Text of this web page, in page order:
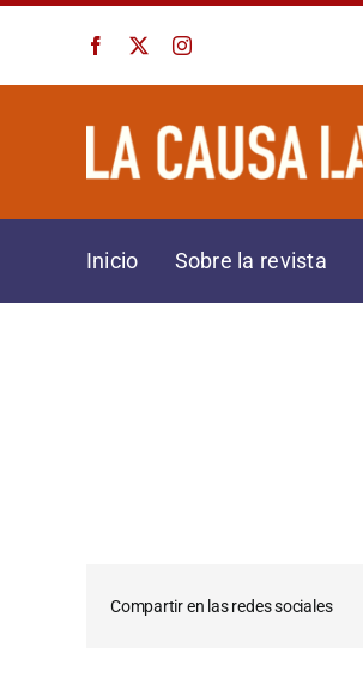
contenido
Inicio Sobre la revista
Compartir en las redes sociales